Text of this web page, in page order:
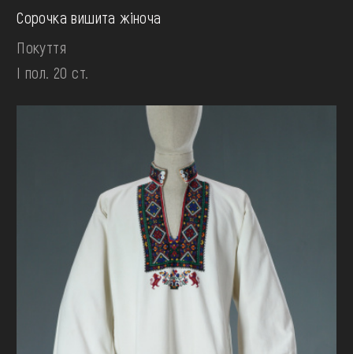
Сорочка вишита жіноча
Покуття
І пол. 20 ст.